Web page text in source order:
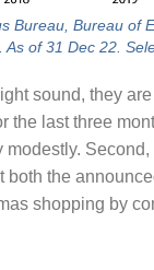
Bureau, Bureau of
As of 31 Dec 22.
sound, they
the last three
both the
shopping by